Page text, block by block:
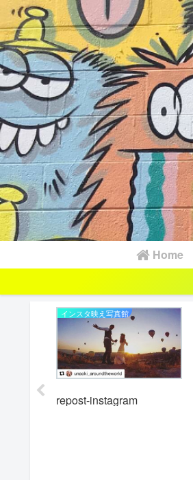
Home
インスタ映え写真館
repost-instagram